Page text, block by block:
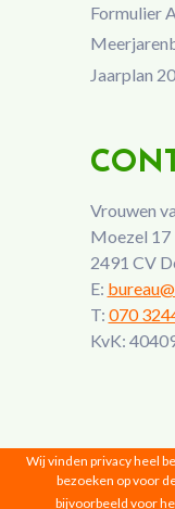
Formulier
Jaarplan
Vrouwen
Moezel 17
2491 CV
E:
T: 070
KvK:
Vrouwen
Wij vinden privacy heel
bezoeken op voor
bijvoorbeeld voor